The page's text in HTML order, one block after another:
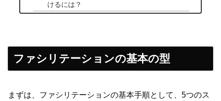
けるには？
ファシリテーションの基本の型
まずは、ファシリテーションの基本手順として、5つのス